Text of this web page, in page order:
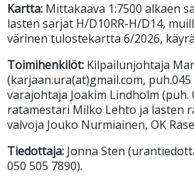
Kartta: Mittakaava 1:7500 alkaen
lasten sarjat H/D10RR-H/D14,
värinen tulostekartta 6/2026,
Toimihenkilöt: Kilpailunjohtaja
(karjaan.ura(at)gmail.com,
varajohtaja Joakim Lindholm (puh.
ratamestari Milko Lehto ja lasten
valvoja Jouko Nurmiainen, OK
Tiedottaja: Jonna Sten
050 505 7890).